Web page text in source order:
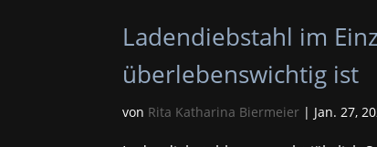
Ladendiebstahl im
überlebenswichtig ist
von Rita Katharina Biermeier | Jan. 27,